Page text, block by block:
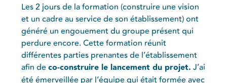
Les 2 jours de la formation (construire une vision
et un cadre au service de son établissement) ont
généré un engouement du groupe présent qui
perdure encore. Cette formation réunit
différentes parties prenantes de l’établissement
afin deco-construire le lancement du projet. J’ai
été émerveillée par l’équipe qui était formée avec